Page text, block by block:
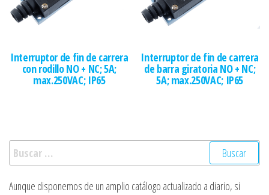
Interruptor de fin de carrera
con rodillo NO + NC; 5A;
max.250VAC; IP65
Interruptor de fin de carrera
de barra giratoria NO + NC;
5A; max.250VAC; IP65
Buscar:
Aunque disponemos de un amplio catálogo actualizado a diario, si